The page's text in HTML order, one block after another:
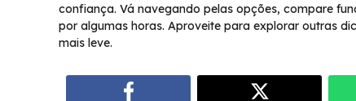
confiança. Vá navegando pelas opções, compare
por algumas horas. Aproveite para explorar outras
mais leve.